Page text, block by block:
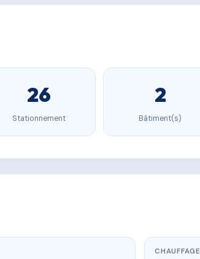
26
Stationnement
2
Bâtiment(s)
CHAUFFAGE